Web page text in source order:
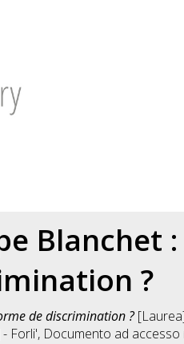
Blanchet
?
de discrimination ?
Forli', Documento ad accesso